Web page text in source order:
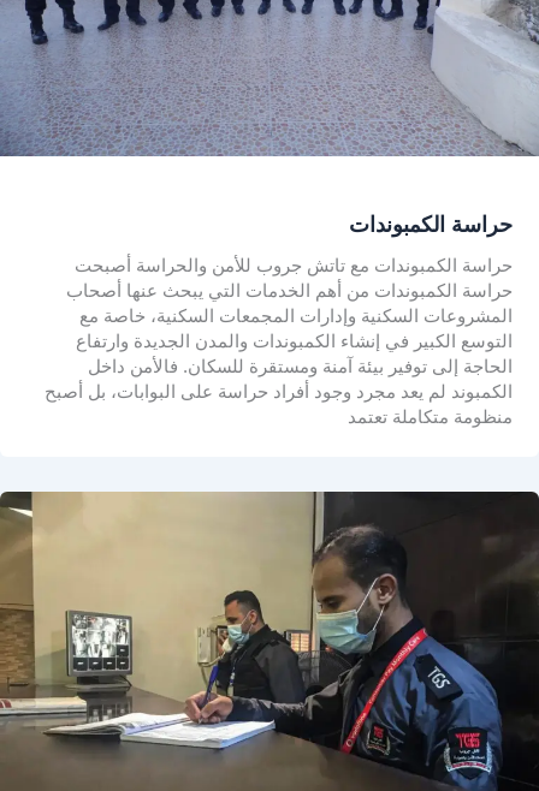
حراسة الكمبوندات
حراسة الكمبوندات مع تاتش جروب للأمن والحراسة أصبحت
حراسة الكمبوندات من أهم الخدمات التي يبحث عنها أصحاب
المشروعات السكنية وإدارات المجمعات السكنية، خاصة مع
التوسع الكبير في إنشاء الكمبوندات والمدن الجديدة وارتفاع
الحاجة إلى توفير بيئة آمنة ومستقرة للسكان. فالأمن داخل
الكمبوند لم يعد مجرد وجود أفراد حراسة على البوابات، بل أصبح
منظومة متكاملة تعتمد